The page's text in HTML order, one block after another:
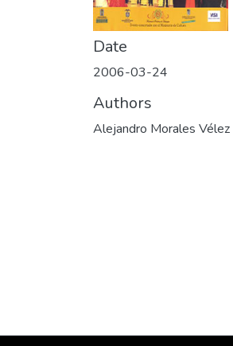
Date
2006-03-24
Authors
Alejandro Morales Vélez